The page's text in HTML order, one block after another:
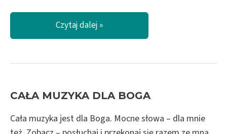
Nowy
Jork
/
i
Tori
Czytaj dalej »
CAŁA MUZYKA DLA BOGA
Cała muzyka jest dla Boga. Mocne słowa – dla mnie